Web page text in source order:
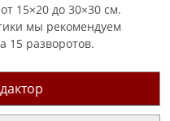
15×20 до 30×30 см.
мы рекомендуем
15 разворотов.